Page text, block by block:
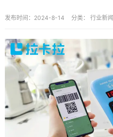
发布时间：2024-8-14 分类： 行业新闻